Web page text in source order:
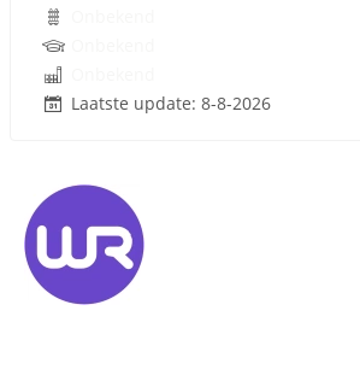
Laatste update: 8-8-2026